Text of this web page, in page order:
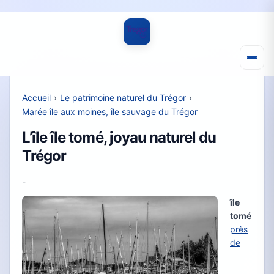
Accueil › Le patrimoine naturel du Trégor ›
Marée île aux moines, île sauvage du Trégor
L’île île tomé, joyau naturel du
Trégor
-
île
tomé
près
de